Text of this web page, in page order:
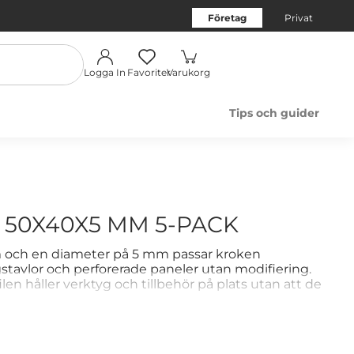
Företag Privat
Logga In FavoriterVarukorg
Tips och guider
MM 5-PACK
en diameter på 5 mm passar kroken
och perforerade paneler utan modifiering.
håller verktyg och tillbehör på plats utan att de
Förpackningen innehåller 5 krokar.